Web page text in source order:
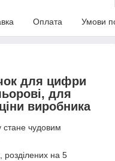
Оплата Умови
для цифри
для
виробника
стане чудовим
розділених на 5